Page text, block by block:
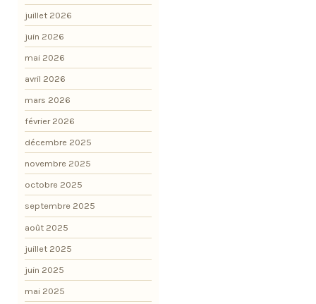
juillet 2026
juin 2026
mai 2026
avril 2026
mars 2026
février 2026
décembre 2025
novembre 2025
octobre 2025
septembre 2025
août 2025
juillet 2025
juin 2025
mai 2025